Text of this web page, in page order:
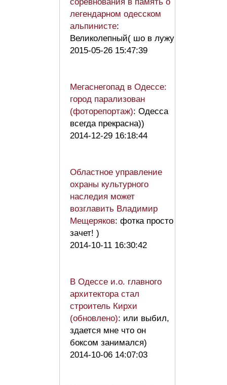
легендарном одесском
альпинисте:
Великолепный( шо в лужу
2015-05-26 15:47:39
Мегаснегопад в Одессе:
город парализован
(фоторепортаж): Одесса
всегда прекрасна))
2014-12-29 16:18:44
Областное управление
охраны культурного
наследия может
возглавить Владимир
Мещеряков: фотка просто
зачет! )
2014-10-11 16:30:42
В Одессе и.о. главного
архитектора стал
строитель Кирхи
(обновлено): или выбил,
здается мне что он
боксом занимался)
2014-10-06 14:07:03